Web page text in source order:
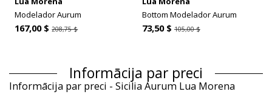
Modelador Aurum
167,00 $208,75 $
Bottom Modelador Aurum
73,50 $ 105,00 $
Informācija par preci
Informācija par preci - Sicilia Aurum Lua Morena